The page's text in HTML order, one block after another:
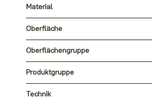
Material
Oberfläche
Oberflächengruppe
Produktgruppe
Technik